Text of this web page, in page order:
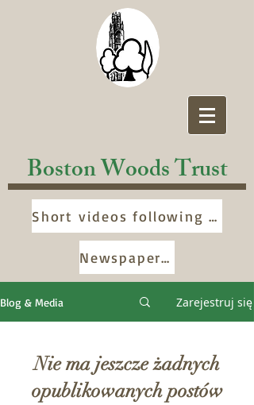
Boston Woods Trust
Short videos following development of Woods >>>>
Newspaper cuttings >>>
Blog & Media Zarejestruj się
Nie ma jeszcze żadnych
opublikowanych postów